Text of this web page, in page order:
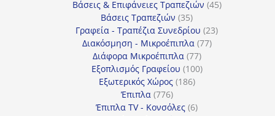
προϊόντα
Βάσεις & Επιφάνειες Τραπεζιών 4545
Βάσεις Τραπεζιών 3535
προϊόντα
Γραφεία - Τραπέζια Συνεδρίου 2323
Διακόσμηση - Μικροέπιπλα 7777
Διάφορα Μικροέπιπλα 7777
προϊόντα
Εξοπλισμός Γραφείου 100100
Εξωτερικός Χώρος 186186
Έπιπλα 776776
προϊόντα
Έπιπλα TV - Κονσόλες 66